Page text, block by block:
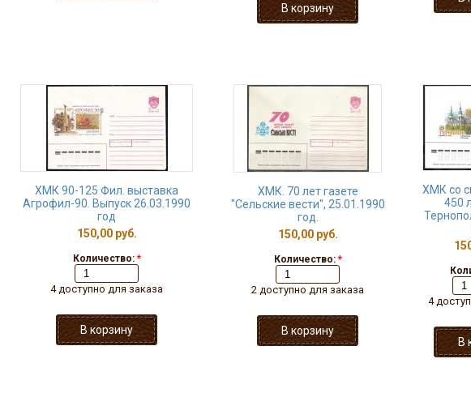
ХМК 90-125 Фил. выставка
Агрофил-90. Выпуск 26.03.1990
год
150,00 руб.
Количество: *
4 доступно для заказа
ХМК. 70 лет газете
"Сельские вести", 25.01.1990
год.
150,00 руб.
Количество: *
2 доступно для заказа
ХМК со
450
4